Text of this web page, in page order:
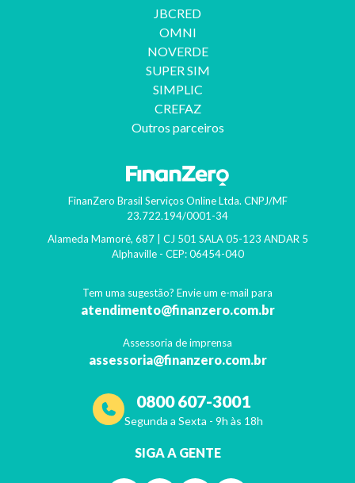
JBCRED
OMNI
NOVERDE
SUPER SIM
SIMPLIC
CREFAZ
Outros parceiros
FinanZero Brasil Serviços Online Ltda. CNPJ/MF
23.722.194/0001-34
Alameda Mamoré, 687 | CJ 501 SALA 05-123 ANDAR 5
Alphaville- CEP: 06454-040
Tem uma sugestão? Envie um e-mail para
atendimento@finanzero.com.br
Assessoria de imprensa
assessoria@finanzero.com.br
0800 607-3001
Segunda a Sexta - 9h às 18h
SIGA A GENTE